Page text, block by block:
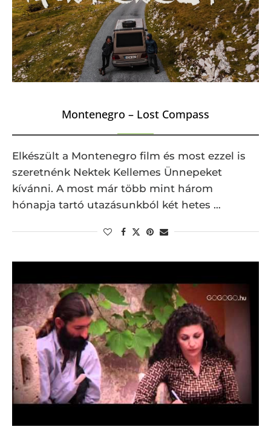
Montenegro – Lost Compass
Elkészült a Montenegro film és most ezzel is
szeretnénk Nektek Kellemes Ünnepeket
kívánni. A most már több mint három
hónapja tartó utazásunkból két hetes …